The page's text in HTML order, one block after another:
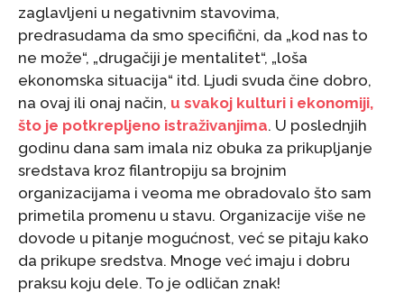
zaglavljeni u negativnim stavovima,
predrasudama da smo specifični, da „kod nas to
ne može“, „drugačiji je mentalitet“, „loša
ekonomska situacija“ itd. Ljudi svuda čine dobro,
na ovaj ili onaj način, u svakoj kulturi i ekonomiji,
što je potkrepljeno istraživanjima. U poslednjih
godinu dana sam imala niz obuka za prikupljanje
sredstava kroz filantropiju sa brojnim
organizacijama i veoma me obradovalo što sam
primetila promenu u stavu. Organizacije više ne
dovode u pitanje mogućnost, već se pitaju kako
da prikupe sredstva. Mnoge već imaju i dobru
praksu koju dele. To je odličan znak!